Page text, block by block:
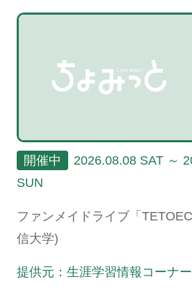
開催中
2026.08.08 SAT ～
SUN
ファンメイドライブ「
信大学)
提供元：生涯学習情報コーナー